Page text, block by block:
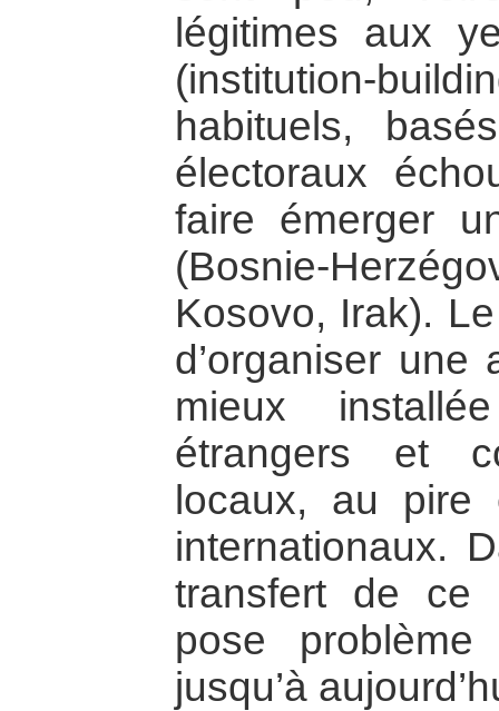
légitimes aux
(institution-
habituels,
électoraux
faire émerger
(Bosnie-
Kosovo, Irak).
d’organiser une
mieux
étrangers et
locaux, au
internationaux.
transfert de ce
pose problème
jusqu’à